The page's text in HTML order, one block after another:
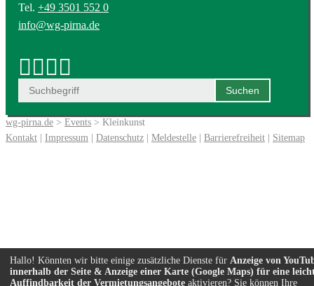
Tel. +49 3501 552 0
info@wg-pirna.de
wg-pirna.de > Events > Kleinkunst
Kontakt | Impressum | Datenschutz | Meldestelle | Barrierefreiheit | Sitemap
Hallo! Könnten wir bitte einige zusätzliche Dienste für Anzeige von
innerhalb der Seite & Anzeige einer Karte (Google Maps) für eine
Auffindbarkeit der Vermietungsangebote aktivieren? Sie können Ihre